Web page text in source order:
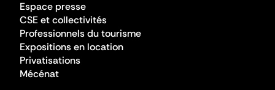
Espace presse
CSE et collectivités
Professionnels du tourisme
Expositions en location
Privatisations
Mécénat